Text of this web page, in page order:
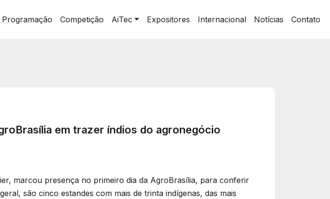
Programação Competição AiTec Expositores Internacional Notícias Contato
em trazer índios do agronegócio
marcou presença no primeiro dia da AgroBrasília, para conferir
são cinco estandes com mais de trinta indígenas, das mais